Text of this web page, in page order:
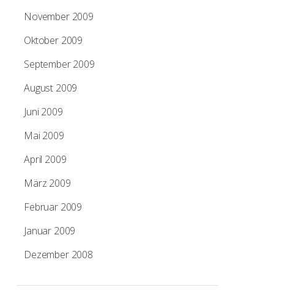
November 2009
Oktober 2009
September 2009
August 2009
Juni 2009
Mai 2009
April 2009
März 2009
Februar 2009
Januar 2009
Dezember 2008